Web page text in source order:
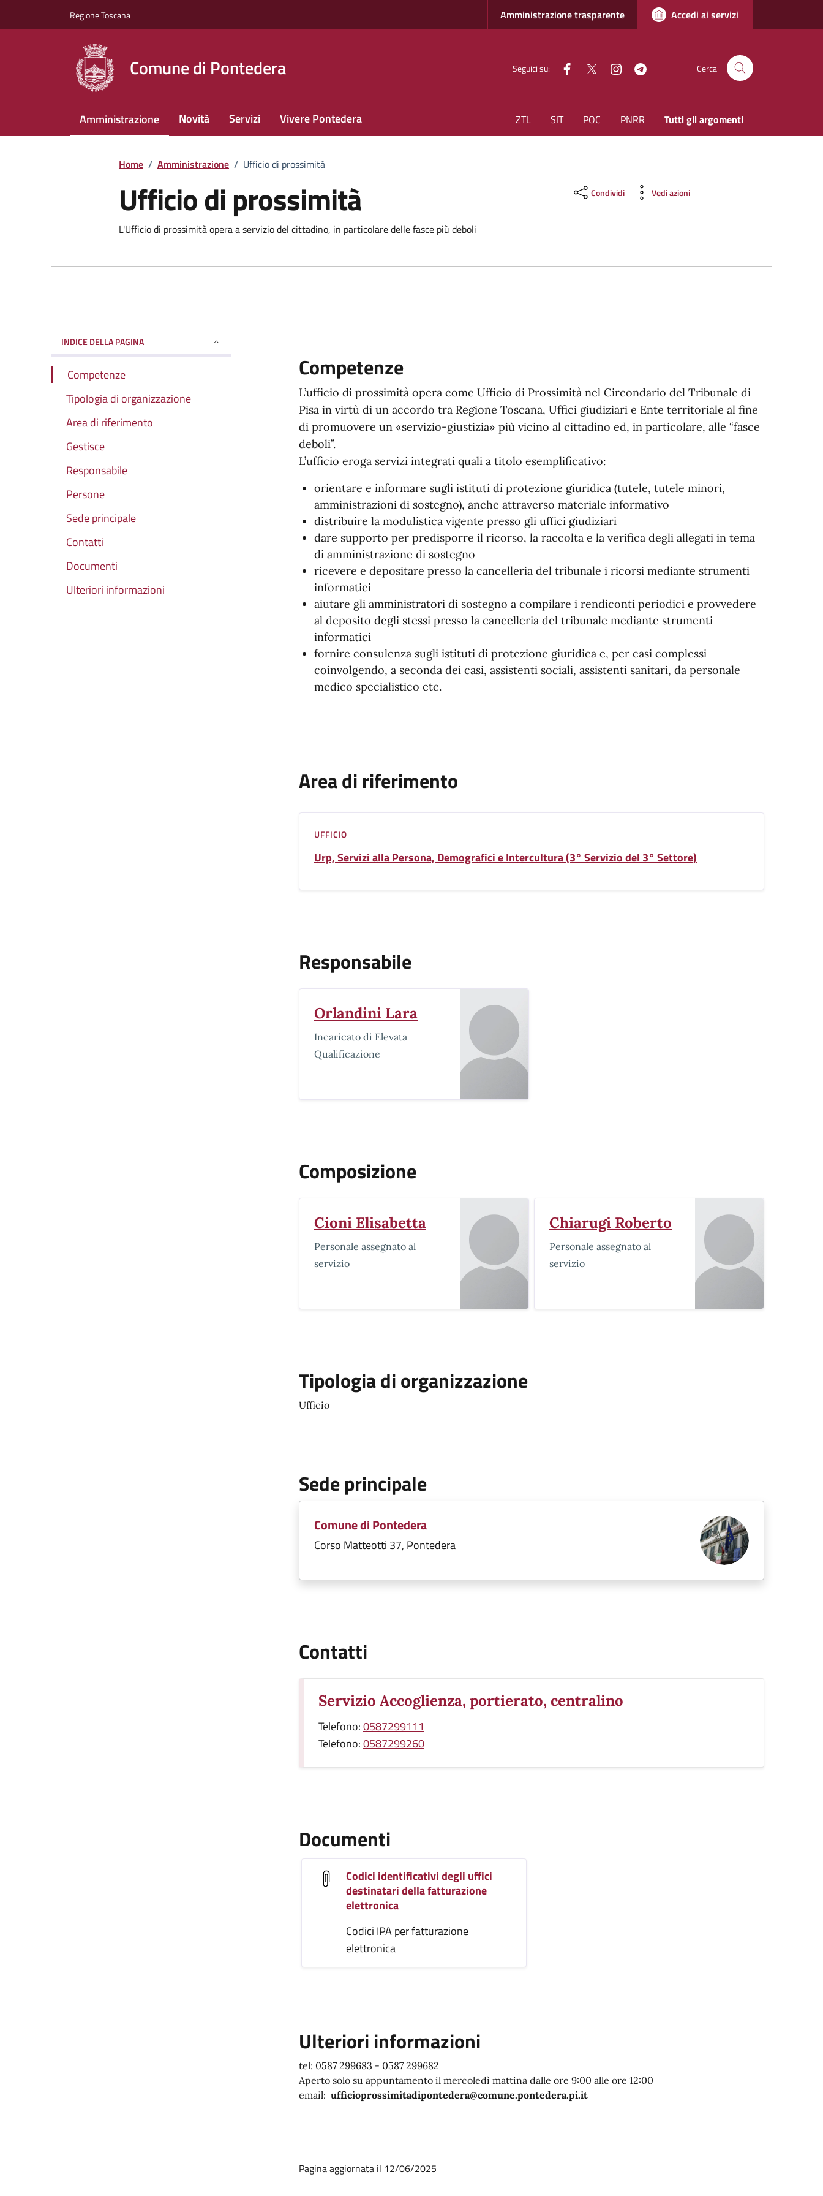
Regione Toscana Amministrazione trasparente Accedi ai servizi
Comune di Pontedera Seguici su: facebook
Twitter instagram Cerca
Amministrazione Novità Servizi Vivere Pontedera ZTL SIT POC PNRR Tutti gli argomenti
Home / Amministrazione / Ufficio di prossimità
Ufficio di prossimità
L'Ufficio di prossimità opera a servizio del cittadino, in particolare delle fasce più deboli
Condividi Vedi azioni
INDICE DELLA PAGINA
Competenze
Tipologia di organizzazione
Area di riferimento
Gestisce
Responsabile
Persone
Sede principale
Contatti
Documenti
Ulteriori informazioni
Competenze
L’ufficio di prossimità opera come Ufficio di Prossimità nel Circondario del Tribunale di
Pisa in virtù di un accordo tra Regione Toscana, Uffici giudiziari e Ente territoriale al fine
di promuovere un «servizio-giustizia» più vicino al cittadino ed, in particolare, alle “fasce
deboli”.
L’ufficio eroga servizi integrati quali a titolo esemplificativo:
orientare e informare sugli istituti di protezione giuridica (tutele, tutele minori,
amministrazioni di sostegno), anche attraverso materiale informativo
distribuire la modulistica vigente presso gli uffici giudiziari
dare supporto per predisporre il ricorso, la raccolta e la verifica degli allegati in tema
di amministrazione di sostegno
ricevere e depositare presso la cancelleria del tribunale i ricorsi mediante strumenti
informatici
aiutare gli amministratori di sostegno a compilare i rendiconti periodici e provvedere
al deposito degli stessi presso la cancelleria del tribunale mediante strumenti
informatici
fornire consulenza sugli istituti di protezione giuridica e, per casi complessi
coinvolgendo, a seconda dei casi, assistenti sociali, assistenti sanitari, da personale
medico specialistico etc.
Area di riferimento
UFFICIO
Urp, Servizi alla Persona, Demografici e Intercultura (3° Servizio del 3° Settore)
Responsabile
Orlandini Lara
Incaricato di Elevata
Qualificazione
Composizione
Cioni Elisabetta
Personale assegnato al
servizio
Chiarugi Roberto
Personale assegnato al
servizio
Tipologia di organizzazione
Ufficio
Sede principale
Comune di Pontedera
Corso Matteotti 37, Pontedera
Contatti
Servizio Accoglienza, portierato, centralino
Telefono:0587299111
Telefono:0587299260
Documenti
Codici identificativi degli uffici
destinatari della fatturazione
elettronica
Codici IPA per fatturazione
elettronica
Ulteriori informazioni
tel: 0587 299683 - 0587 299682
Aperto solo su appuntamento il mercoledì mattina dalle ore 9:00 alle ore 12:00
email: ufficioprossimitadipontedera@comune.pontedera.pi.it
Pagina aggiornata il 12/06/2025